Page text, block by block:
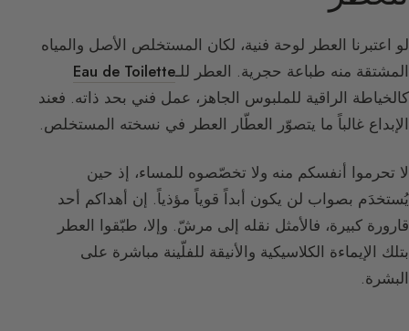
لو اعتبرنا العطر لوحة فنية، لكان المستخلص الأصل والمياه
المشتقة منه طباعة حجرية. العطر للـEau de Toilette
كالخياطة الراقية للملبوس الجاهز، عمل فني بحد ذاته. فعند
الإبداع غالباً ما يتصوّر العطّار العطر في نسخته المستخلص.
لا تحرموا أنفسكم منه ولا تخصّصوه للمساء، إذ حين
يُستخدَم بصواب لن يكون أبداً قوياً مؤذياً. إن أهداكم أحد
قارورة كبيرة، فالأمثل نقله إلى مرشّ. وإلا، طبّقوا العطر
بتلك الإيماءة الكلاسيكية والأنيقة للفلّينة مباشرة على
البشرة.